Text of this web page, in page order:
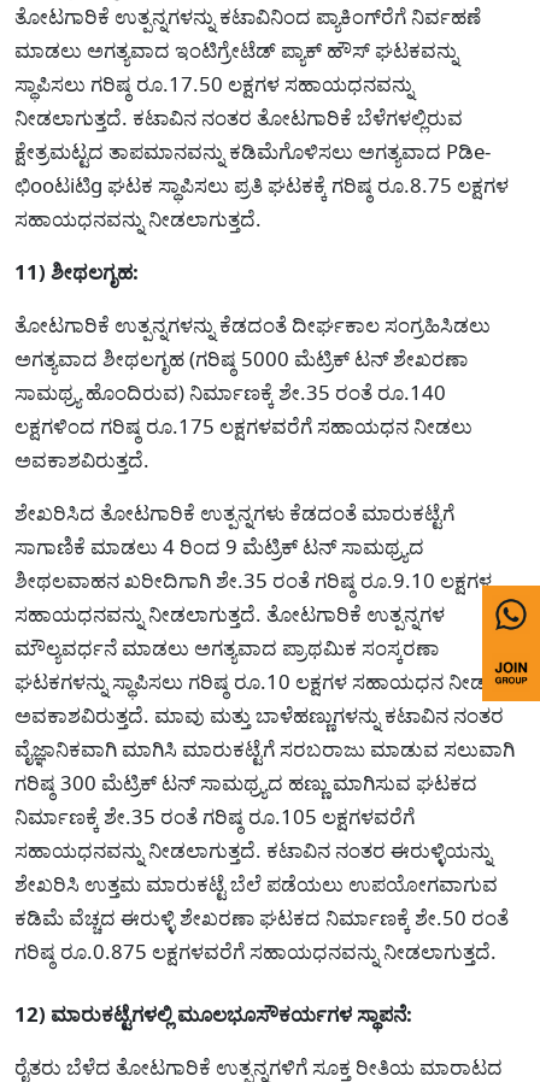
ತೋಟಗಾರಿಕೆ ಉತ್ಪನ್ನಗಳನ್ನು ಕಟಾವಿನಿಂದ ಪ್ಯಾಕಿಂಗ್‍ರೆಗೆ ನಿರ್ವಹಣೆ
ಮಾಡಲು ಅಗತ್ಯವಾದ ಇಂಟಿಗ್ರೇಟೆಡ್ ಪ್ಯಾಕ್ ಹೌಸ್ ಘಟಕವನ್ನು
ಸ್ಥಾಪಿಸಲು ಗರಿಷ್ಠ ರೂ.17.50 ಲಕ್ಷಗಳ ಸಹಾಯಧನವನ್ನು
ನೀಡಲಾಗುತ್ತದೆ. ಕಟಾವಿನ ನಂತರ ತೋಟಗಾರಿಕೆ ಬೆಳೆಗಳಲ್ಲಿರುವ
ಕ್ಷೇತ್ರಮಟ್ಟದ ತಾಪಮಾನವನ್ನು ಕಡಿಮೆಗೊಳಿಸಲು ಅಗತ್ಯವಾದ Pಡಿe-
ಛಿooಟiಟಿg ಘಟಕ ಸ್ಥಾಪಿಸಲು ಪ್ರತಿ ಘಟಕಕ್ಕೆ ಗರಿಷ್ಠ ರೂ.8.75 ಲಕ್ಷಗಳ
ಸಹಾಯಧನವನ್ನು ನೀಡಲಾಗುತ್ತದೆ.
11) ಶೀಥಲಗೃಹ:
ತೋಟಗಾರಿಕೆ ಉತ್ಪನ್ನಗಳನ್ನು ಕೆಡದಂತೆ ದೀರ್ಘಕಾಲ ಸಂಗ್ರಹಿಸಿಡಲು
ಅಗತ್ಯವಾದ ಶೀಥಲಗೃಹ (ಗರಿಷ್ಠ 5000 ಮೆಟ್ರಿಕ್ ಟನ್ ಶೇಖರಣಾ
ಸಾಮಥ್ರ್ಯ ಹೊಂದಿರುವ) ನಿರ್ಮಾಣಕ್ಕೆ ಶೇ.35 ರಂತೆ ರೂ.140
ಲಕ್ಷಗಳಿಂದ ಗರಿಷ್ಠ ರೂ.175 ಲಕ್ಷಗಳವರೆಗೆ ಸಹಾಯಧನ ನೀಡಲು
ಅವಕಾಶವಿರುತ್ತದೆ.
ಶೇಖರಿಸಿದ ತೋಟಗಾರಿಕೆ ಉತ್ಪನ್ನಗಳು ಕೆಡದಂತೆ ಮಾರುಕಟ್ಟೆಗೆ
ಸಾಗಾಣಿಕೆ ಮಾಡಲು 4 ರಿಂದ 9 ಮೆಟ್ರಿಕ್ ಟನ್ ಸಾಮಥ್ರ್ಯದ
ಶೀಥಲವಾಹನ ಖರೀದಿಗಾಗಿ ಶೇ.35 ರಂತೆ ಗರಿಷ್ಠ ರೂ.9.10 ಲಕ್ಷಗಳ
ಸಹಾಯಧನವನ್ನು ನೀಡಲಾಗುತ್ತದೆ. ತೋಟಗಾರಿಕೆ ಉತ್ಪನ್ನಗಳ
ಮೌಲ್ಯವರ್ಧನೆ ಮಾಡಲು ಅಗತ್ಯವಾದ ಪ್ರಾಥಮಿಕ ಸಂಸ್ಕರಣಾ
ಘಟಕಗಳನ್ನು ಸ್ಥಾಪಿಸಲು ಗರಿಷ್ಠ ರೂ.10 ಲಕ್ಷಗಳ ಸಹಾಯಧನ ನೀಡಲು
ಅವಕಾಶವಿರುತ್ತದೆ. ಮಾವು ಮತ್ತು ಬಾಳೆಹಣ್ಣುಗಳನ್ನು ಕಟಾವಿನ ನಂತರ
ವೈಜ್ಞಾನಿಕವಾಗಿ ಮಾಗಿಸಿ ಮಾರುಕಟ್ಟೆಗೆ ಸರಬರಾಜು ಮಾಡುವ ಸಲುವಾಗಿ
ಗರಿಷ್ಠ 300 ಮೆಟ್ರಿಕ್ ಟನ್ ಸಾಮಥ್ರ್ಯದ ಹಣ್ಣು ಮಾಗಿಸುವ ಘಟಕದ
ನಿರ್ಮಾಣಕ್ಕೆ ಶೇ.35 ರಂತೆ ಗರಿಷ್ಠ ರೂ.105 ಲಕ್ಷಗಳವರೆಗೆ
ಸಹಾಯಧನವನ್ನು ನೀಡಲಾಗುತ್ತದೆ. ಕಟಾವಿನ ನಂತರ ಈರುಳ್ಳಿಯನ್ನು
ಶೇಖರಿಸಿ ಉತ್ತಮ ಮಾರುಕಟ್ಟೆ ಬೆಲೆ ಪಡೆಯಲು ಉಪಯೋಗವಾಗುವ
ಕಡಿಮೆ ವೆಚ್ಚದ ಈರುಳ್ಳಿ ಶೇಖರಣಾ ಘಟಕದ ನಿರ್ಮಾಣಕ್ಕೆ ಶೇ.50 ರಂತೆ
ಗರಿಷ್ಠ ರೂ.0.875 ಲಕ್ಷಗಳವರೆಗೆ ಸಹಾಯಧನವನ್ನು ನೀಡಲಾಗುತ್ತದೆ.
12) ಮಾರುಕಟ್ಟೆಗಳಲ್ಲಿ ಮೂಲಭೂಸೌಕರ್ಯಗಳ ಸ್ಥಾಪನೆ:
ರೈತರು ಬೆಳೆದ ತೋಟಗಾರಿಕೆ ಉತ್ಪನ್ನಗಳಿಗೆ ಸೂಕ್ತ ರೀತಿಯ ಮಾರಾಟದ